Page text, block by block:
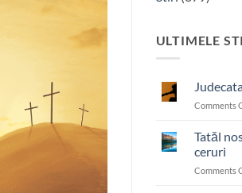
ULTIMELE
Comments
Tatăl
ceruri
Comments